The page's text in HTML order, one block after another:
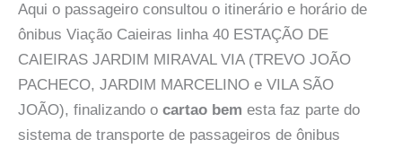
Aqui o passageiro consultou o itinerário e horário de
ônibus Viação Caieiras linha 40 ESTAÇÃO DE
CAIEIRAS JARDIM MIRAVAL VIA (TREVO JOÃO
PACHECO, JARDIM MARCELINO e VILA SÃO
JOÃO), finalizando o cartao bem esta faz parte do
sistema de transporte de passageiros de ônibus